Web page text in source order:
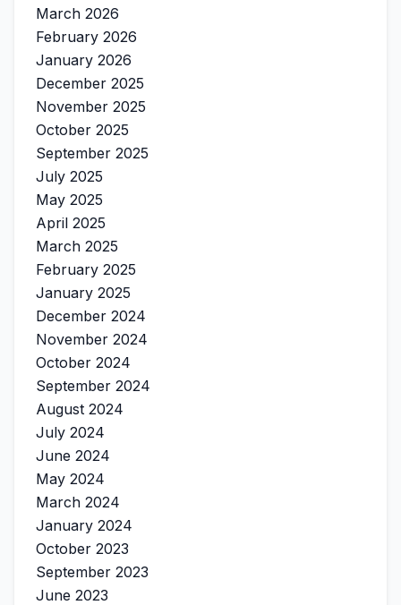
March 2026
February 2026
January 2026
December 2025
November 2025
October 2025
September 2025
July 2025
May 2025
April 2025
March 2025
February 2025
January 2025
December 2024
November 2024
October 2024
September 2024
August 2024
July 2024
June 2024
May 2024
March 2024
January 2024
October 2023
September 2023
June 2023